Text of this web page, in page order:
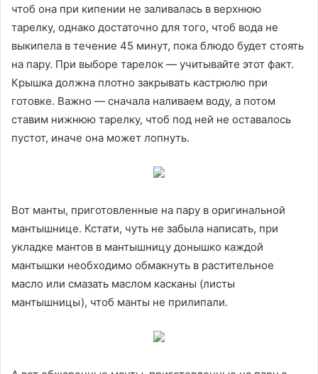
чтоб она при кипении не заливалась в верхнюю
тарелку, однако достаточно для того, чтоб вода не
выкипела в течениe 45 минут, пока блюдо будет стоять
на пару. При выборе тарелок — учитывайте этот факт.
Крышка должна плотно закрывать кастрюлю при
готовке. Важно — сначала наливаем воду, а потом
ставим нижнюю тарелку, чтоб под ней не оставалось
пустот, иначе она может лопнуть.
Вот манты, приготовленные на пару в оригинальной
мантышнице. Кстати, чуть не забыла написать, при
укладке мантов в мантышницу донышко каждой
мантышки необходимо обмакнуть в растительное
масло или смазать маслом касканы (листы
мантышницы), чтоб манты не прилипали.